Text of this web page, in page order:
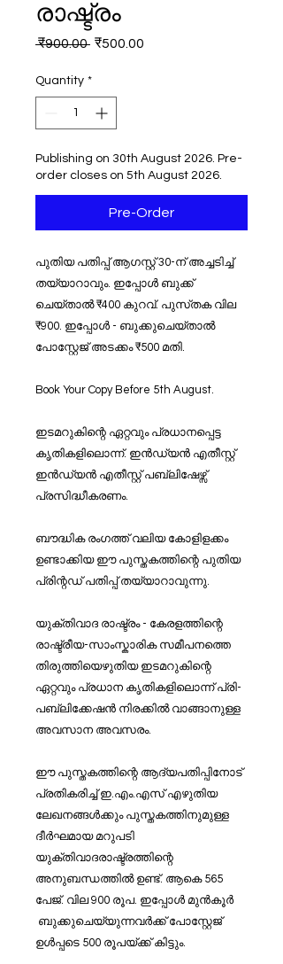
രാഷ്ട്രം
₹900.00 Regular
₹500.00
Quantity *
Publishing on 30th August 2026. Pre-
order closes on 5th August 2026.
Pre-Order
പുതിയ പതിപ്പ് ആഗസ്റ്റ് 30-ന് അച്ചടിച്ച്
തയ്യാറാവും. ഇപ്പോൾ ബുക്ക്
ചെയ്‌താൽ ₹400 കുറവ്. പുസ്‌തക വില
₹900. ഇപ്പോൾ - ബുക്കുചെയ്താൽ
പോസ്റ്റേജ് അടക്കം ₹500 മതി.
Book Your Copy Before 5th August.
ഇടമറുകിന്റെ ഏറ്റവും പ്രധാനപ്പെട്ട
കൃതികളിലൊന്ന്. ഇൻഡ്യൻ എതീസ്റ്റ്
ഇൻഡ്യൻ എതീസ്റ്റ് പബ്ലിഷേഴ്സ്
പ്രസിദ്ധീകരണം.
ബൗദ്ധിക രംഗത്ത് വലിയ കോളിളക്കം
ഉണ്ടാക്കിയ ഈ പുസ്തകത്തിന്റെ പുതിയ
പ്രിന്റഡ് പതിപ്പ് തയ്യാറാവുന്നു.
യുക്തിവാദ രാഷ്ട്രം - കേരളത്തിന്റെ
രാഷ്ട്രീയ-സാംസ്കാരിക സമീപനത്തെ
തിരുത്തിയെഴുതിയ ഇടമറുകിന്റെ
ഏറ്റവും പ്രധാന കൃതികളിലൊന്ന് പ്രി-
പബ്ലിക്കേഷൻ നിരക്കിൽ വാങ്ങാനുള്ള
അവസാന അവസരം.
ഈ പുസ്തകത്തിന്റെ ആദ്യപതിപ്പിനോട്
പ്രതികരിച്ച് ഇ.എം.എസ് എഴുതിയ
ലേഖനങ്ങൾക്കും പുസ്തകത്തിനുമുള്ള
ദീർഘമായ മറുപടി
യുക്തിവാദരാഷ്ട്രത്തിന്റെ
അനുബന്ധത്തിൽ ഉണ്ട്. ആകെ 565
പേജ്. വില 900 രൂപ. ഇപ്പോൾ മുൻ‌കൂർ
ബുക്കുചെയ്യുന്നവർക്ക് പോസ്റ്റേജ്
ഉൾപ്പടെ 500 രൂപയ്ക്ക് കിട്ടും.